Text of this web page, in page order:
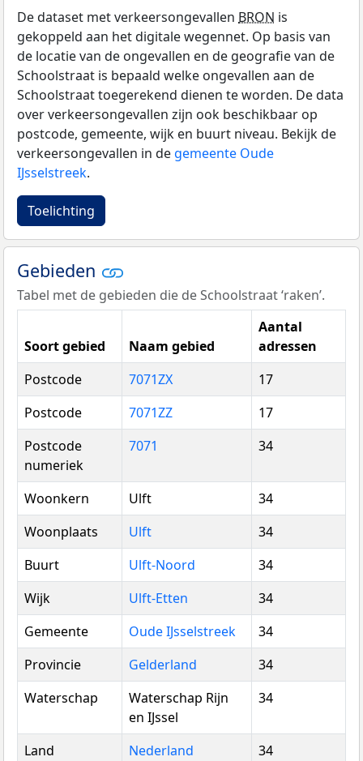
De dataset met verkeersongevallen BRON is
gekoppeld aan het digitale wegennet. Op basis van
de locatie van de ongevallen en de geografie van de
Schoolstraat is bepaald welke ongevallen aan de
Schoolstraat toegerekend dienen te worden. De data
over verkeersongevallen zijn ook beschikbaar op
postcode, gemeente, wijk en buurt niveau. Bekijk de
verkeersongevallen in de gemeente Oude
IJsselstreek.
Toelichting
Gebieden
Tabel met de gebieden die de Schoolstraat ‘raken’.
Soort gebied Naam gebied
Aantal
adressen
Postcode
7071ZX
17
Postcode
7071ZZ
17
Postcode
numeriek
7071 34
Woonkern Ulft
34
Woonplaats
Ulft
34
Buurt
Ulft-Noord
34
Wijk
Ulft-Etten
34
Gemeente
Oude IJsselstreek
34
Provincie
Gelderland
34
Waterschap
Waterschap Rijn
en IJssel
34
Land Nederland 34